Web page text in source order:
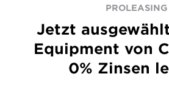
PROLEASING
Jetzt
Equipment von
0% Zinsen